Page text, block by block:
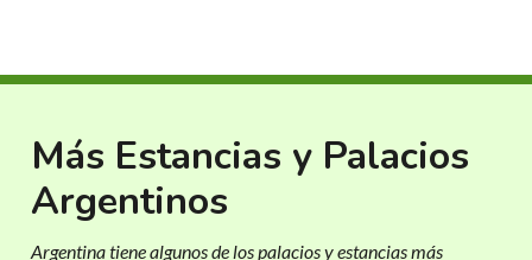
Más Estancias y Palacios
Argentinos
Argentina tiene algunos de los palacios y estancias más